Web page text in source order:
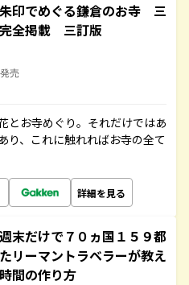
印でめぐる鎌倉のお寺 三
全掲載 三訂版
売
とお寺めぐり。それだけではあ
り、これに触れればお寺の全て
詳細を見る
末だけで７０ヵ国１５９都
リーマントラベラーが教え
間の作り方